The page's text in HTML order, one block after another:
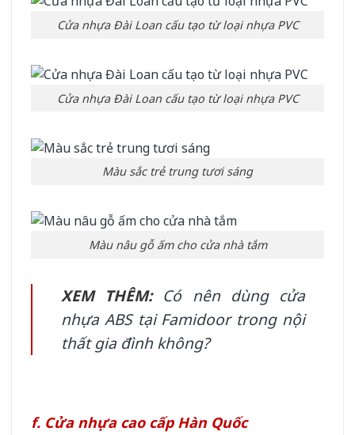
Cửa nhựa Đài Loan cấu tạo từ loại nhựa PVC
Cửa nhựa Đài Loan cấu tạo từ loại nhựa PVC
Màu sắc trẻ trung tươi sáng
Màu nâu gỗ ấm cho cửa nhà tắm
XEM THÊM: Có nên dùng cửa
nhựa ABS tại Famidoor trong nội
thất gia đình không?
f. Cửa nhựa cao cấp Hàn Quốc